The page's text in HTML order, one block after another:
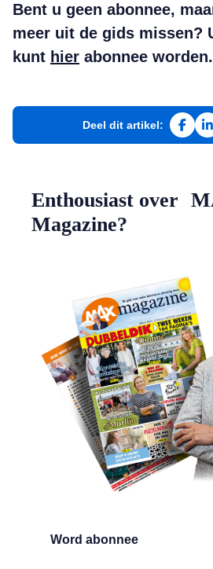
Bent u geen abonnee,
meer uit de gids missen?
kunt hier abonnee worden.
Deel dit artikel:
Deel
Word abonnee
Enthousiast over
Magazine?